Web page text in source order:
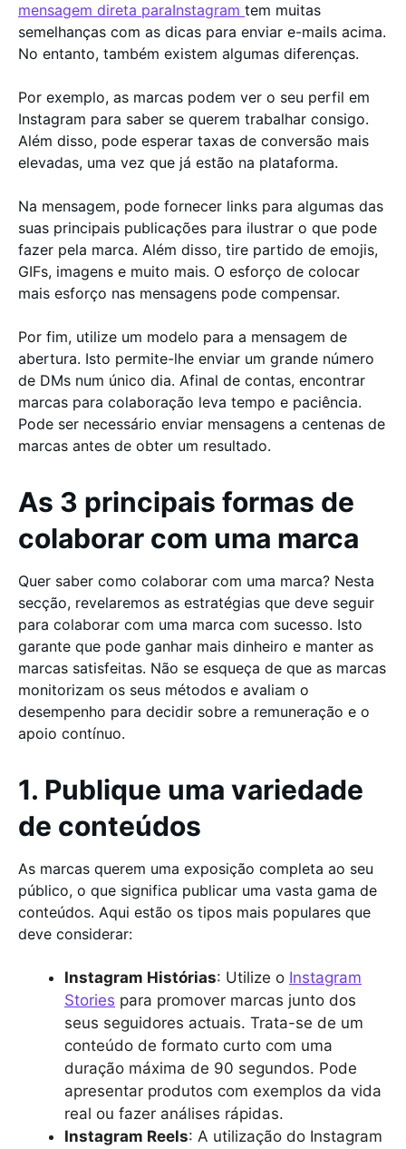
mensagem direta paraInstagram tem muitas
semelhanças com as dicas para enviar e-mails acima.
No entanto, também existem algumas diferenças.
Por exemplo, as marcas podem ver o seu perfil em
Instagram para saber se querem trabalhar consigo.
Além disso, pode esperar taxas de conversão mais
elevadas, uma vez que já estão na plataforma.
Na mensagem, pode fornecer links para algumas das
suas principais publicações para ilustrar o que pode
fazer pela marca. Além disso, tire partido de emojis,
GIFs, imagens e muito mais. O esforço de colocar
mais esforço nas mensagens pode compensar.
Por fim, utilize um modelo para a mensagem de
abertura. Isto permite-lhe enviar um grande número
de DMs num único dia. Afinal de contas, encontrar
marcas para colaboração leva tempo e paciência.
Pode ser necessário enviar mensagens a centenas de
marcas antes de obter um resultado.
As 3 principais formas de
colaborar com uma marca
Quer saber como colaborar com uma marca? Nesta
secção, revelaremos as estratégias que deve seguir
para colaborar com uma marca com sucesso. Isto
garante que pode ganhar mais dinheiro e manter as
marcas satisfeitas. Não se esqueça de que as marcas
monitorizam os seus métodos e avaliam o
desempenho para decidir sobre a remuneração e o
apoio contínuo.
1. Publique uma variedade
de conteúdos
As marcas querem uma exposição completa ao seu
público, o que significa publicar uma vasta gama de
conteúdos. Aqui estão os tipos mais populares que
deve considerar:
Instagram Histórias: Utilize o Instagram
Stories para promover marcas junto dos
seus seguidores actuais. Trata-se de um
conteúdo de formato curto com uma
duração máxima de 90 segundos. Pode
apresentar produtos com exemplos da vida
real ou fazer análises rápidas.
Instagram Reels: A utilização do Instagram